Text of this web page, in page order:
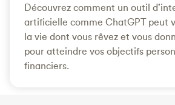
Découvrez comment un outil
artificielle comme ChatGPT peut
la vie dont vous rêvez et vous
pour atteindre vos objectifs
financiers.